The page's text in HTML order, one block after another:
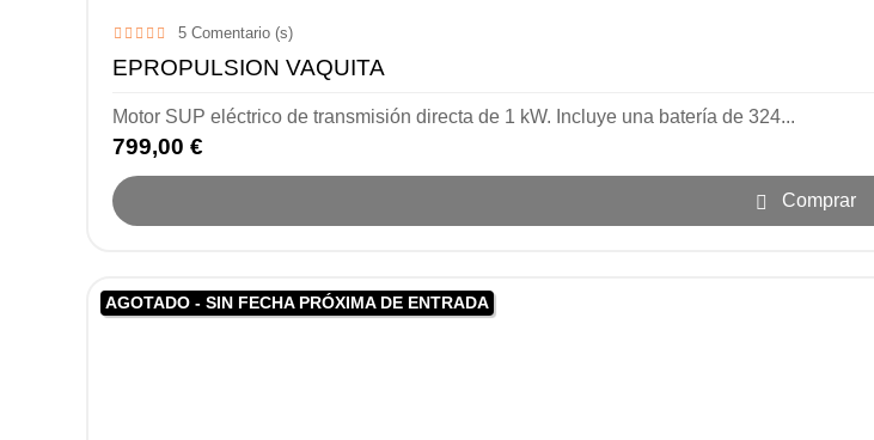
5 Comentario (s)
EPROPULSION VAQUITA
Motor SUP eléctrico de transmisión directa de 1 kW. Incluye una batería de 324...
799,00 €
 Comprar
AGOTADO - SIN FECHA PRÓXIMA DE ENTRADA